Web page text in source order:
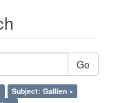
Go
Subject: Gallien ×